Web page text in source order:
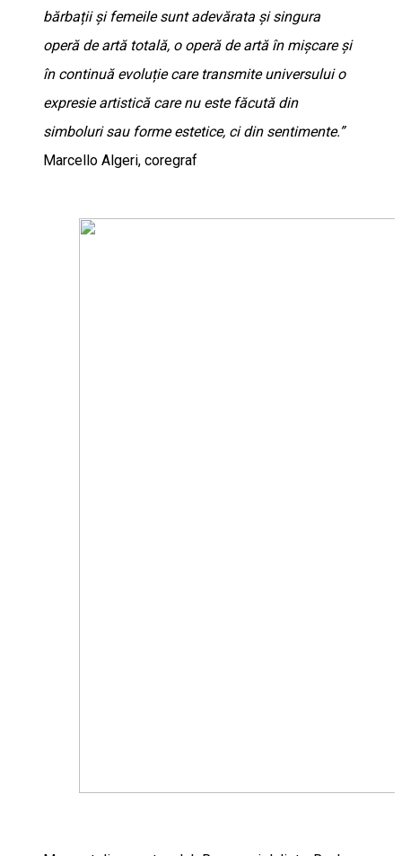
bărbații și femeile sunt adevărata și singura
operă de artă totală, o operă de artă în mișcare și
în continuă evoluție care transmite universului o
expresie artistică care nu este făcută din
simboluri sau forme estetice, ci din sentimente.”
Marcello Algeri, coregraf